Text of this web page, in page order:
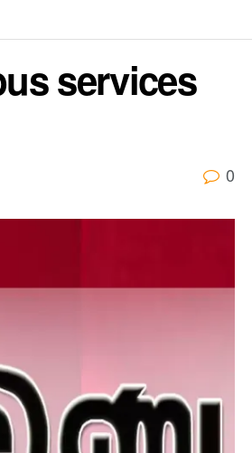
services
0